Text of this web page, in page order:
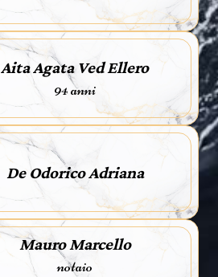
Aita Agata Ved Ellero
94 anni
De Odorico Adriana
Mauro Marcello
notaio